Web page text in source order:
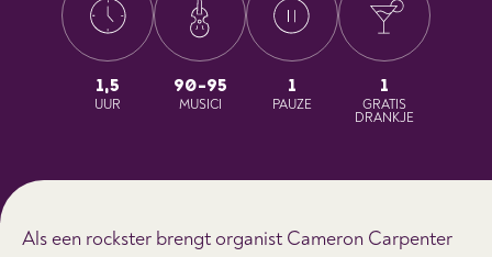
1,5
UUR
90-95
MUSICI
1
PAUZE
1
GRATIS
DRANKJE
Als een rockster brengt organist Cameron Carpenter